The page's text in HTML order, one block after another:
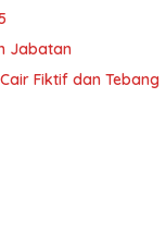
Jabatan
Fiktif dan Tebang